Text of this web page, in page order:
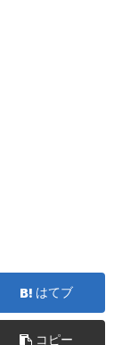
はてブ
コピー